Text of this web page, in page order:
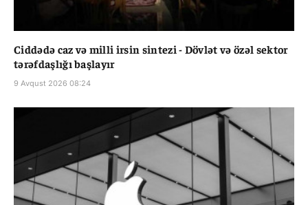
Ciddədə caz və milli irsin sintezi - Dövlət və özəl sektor
tərəfdaşlığı başlayır
9 Avqust 2026 08:24